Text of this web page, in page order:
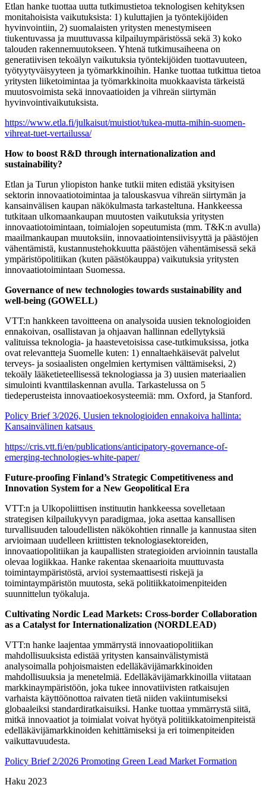
Etlan hanke tuottaa uutta tutkimustietoa teknologisen kehityksen
monitahoisista vaikutuksista: 1) kuluttajien ja työntekijöiden
hyvinvointiin, 2) suomalaisten yritysten menestymiseen
tiukentuvassa ja muuttuvassa kilpailuympäristössä sekä 3) koko
talouden rakennemuutokseen. Yhtenä tutkimusaiheena on
generatiivisen tekoälyn vaikutuksia työntekijöiden tuottavuuteen,
työtyytyväisyyteen ja työmarkkinoihin. Hanke tuottaa tutkittua tietoa
yritysten liiketoimintaa ja työmarkkinoita muokkaavista tärkeistä
muutosvoimista sekä innovaatioiden ja vihreän siirtymän
hyvinvointivaikutuksista.
https://www.etla.fi/julkaisut/muistiot/tukea-mutta-mihin-suomen-
vihreat-tuet-vertailussa/
How to boost R&D through internationalization and
sustainability?
Etlan ja Turun yliopiston hanke tutkii miten edistää yksityisen
sektorin innovaatiotoimintaa ja talouskasvua vihreän siirtymän ja
kansainvälisen kaupan näkökulmasta tarkasteltuna. Hankkeessa
tutkitaan ulkomaankaupan muutosten vaikutuksia yritysten
innovaatiotoimintaan, toimialojen sopeutumista (mm. T&K:n avulla)
maailmankaupan muutoksiin, innovaatiointensiivisyyttä ja päästöjen
vähentämistä, kustannustehokkuutta päästöjen vähentämisessä sekä
ympäristöpolitiikan (kuten päästökauppa) vaikutuksia yritysten
innovaatiotoimintaan Suomessa.
Governance of new technologies towards sustainability and
well-being (GOWELL)
VTT:n hankkeen tavoitteena on analysoida uusien teknologioiden
ennakoivan, osallistavan ja ohjaavan hallinnan edellytyksiä
valituissa teknologia- ja haastevetoisissa case-tutkimuksissa, jotka
ovat relevantteja Suomelle kuten: 1) ennaltaehkäisevät palvelut
terveys- ja sosiaalisten ongelmien kertymisen välttämiseksi, 2)
tekoäly lääketieteellisessä teknologiassa ja 3) uusien materiaalien
simulointi kvanttilaskennan avulla. Tarkastelussa on 5
tiedeperusteista innovaatioekosysteemiä: mm. Oxford, ja Stanford.
Policy Brief 3/2026, Uusien teknologioiden ennakoiva hallinta:
Kansainvälinen katsaus
https://cris.vtt.fi/en/publications/anticipatory-governance-of-
emerging-technologies-white-paper/
Future-proofing Finland’s Strategic Competitiveness and
Innovation System for a New Geopolitical Era
VTT:n ja Ulkopoliittisen instituutin hankkeessa sovelletaan
strategisen kilpailukyvyn paradigmaa, joka asettaa kansallisen
turvallisuuden taloudellisten näkökohtien rinnalle ja kannustaa siten
arvioimaan uudelleen kriittisten teknologiasektoreiden,
innovaatiopolitiikan ja kaupallisten strategioiden arvioinnin taustalla
olevaa logiikkaa. Hanke rakentaa skenaarioita muuttuvasta
toimintaympäristöstä, arvioi systemaattisesti riskejä ja
toimintaympäristön muutosta, sekä politiikkatoimenpiteiden
suunnittelun työkaluja.
Cultivating Nordic Lead Markets: Cross-border Collaboration
as a Catalyst for Internationalization (NORDLEAD)
VTT:n hanke laajentaa ymmärrystä innovaatiopolitiikan
mahdollisuuksista edistää yritysten kansainvälistymistä
analysoimalla pohjoismaisten edelläkävijämarkkinoiden
mahdollisuuksia ja menetelmiä. Edelläkävijämarkkinoilla viitataan
markkinaympäristöön, joka tukee innovatiivisten ratkaisujen
varhaista käyttöönottoa raivaten tietä niiden vakiintumiseksi
globaaleiksi standardiratkaisuiksi. Hanke tuottaa ymmärrystä siitä,
mitkä innovaatiot ja toimialat voivat hyötyä politiikkatoimenpiteistä
edelläkävijämarkkinoiden kehittämiseksi ja eri toimenpiteiden
vaikuttavuudesta.
Policy Brief 2/2026 Promoting Green Lead Market Formation
Haku 2023